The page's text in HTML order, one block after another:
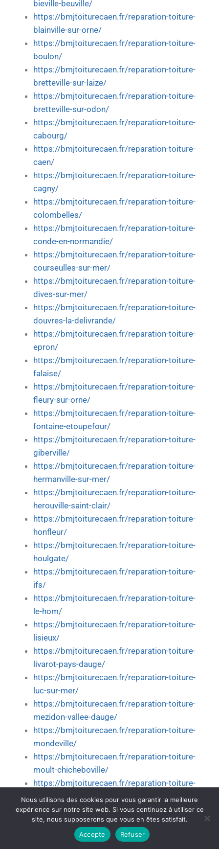
bieville-beuville/
https://bmjtoiturecaen.fr/reparation-toiture-
blainville-sur-orne/
https://bmjtoiturecaen.fr/reparation-toiture-
boulon/
https://bmjtoiturecaen.fr/reparation-toiture-
bretteville-sur-laize/
https://bmjtoiturecaen.fr/reparation-toiture-
bretteville-sur-odon/
https://bmjtoiturecaen.fr/reparation-toiture-
cabourg/
https://bmjtoiturecaen.fr/reparation-toiture-
caen/
https://bmjtoiturecaen.fr/reparation-toiture-
cagny/
https://bmjtoiturecaen.fr/reparation-toiture-
colombelles/
https://bmjtoiturecaen.fr/reparation-toiture-
conde-en-normandie/
https://bmjtoiturecaen.fr/reparation-toiture-
courseulles-sur-mer/
https://bmjtoiturecaen.fr/reparation-toiture-
dives-sur-mer/
https://bmjtoiturecaen.fr/reparation-toiture-
douvres-la-delivrande/
https://bmjtoiturecaen.fr/reparation-toiture-
epron/
https://bmjtoiturecaen.fr/reparation-toiture-
falaise/
https://bmjtoiturecaen.fr/reparation-toiture-
fleury-sur-orne/
https://bmjtoiturecaen.fr/reparation-toiture-
fontaine-etoupefour/
https://bmjtoiturecaen.fr/reparation-toiture-
giberville/
https://bmjtoiturecaen.fr/reparation-toiture-
hermanville-sur-mer/
https://bmjtoiturecaen.fr/reparation-toiture-
herouville-saint-clair/
https://bmjtoiturecaen.fr/reparation-toiture-
honfleur/
https://bmjtoiturecaen.fr/reparation-toiture-
houlgate/
https://bmjtoiturecaen.fr/reparation-toiture-
ifs/
https://bmjtoiturecaen.fr/reparation-toiture-
le-hom/
https://bmjtoiturecaen.fr/reparation-toiture-
lisieux/
https://bmjtoiturecaen.fr/reparation-toiture-
livarot-pays-dauge/
https://bmjtoiturecaen.fr/reparation-toiture-
luc-sur-mer/
https://bmjtoiturecaen.fr/reparation-toiture-
mezidon-vallee-dauge/
https://bmjtoiturecaen.fr/reparation-toiture-
mondeville/
https://bmjtoiturecaen.fr/reparation-toiture-
moult-chicheboville/
https://bmjtoiturecaen.fr/reparation-toiture-
ouistreham/
https://bmjtoiturecaen.fr/reparation-toiture-
pont-leveque/
https://bmjtoiturecaen.fr/reparation-toiture-
Nous utilisons des cookies pour vous garantir la meilleure
expérience sur notre site web. Si vous continuez à utiliser ce
site, nous supposerons que vous en êtes satisfait.
Accepte
Refuser